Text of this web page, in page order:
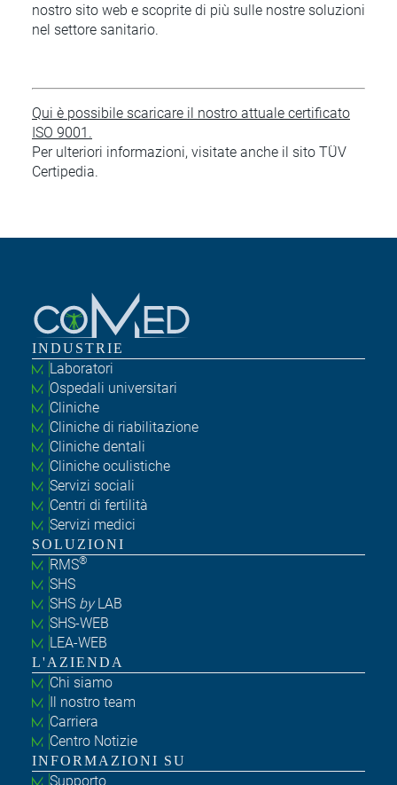
nostro sito web e scoprite di più sulle nostre soluzioni
nel settore sanitario.
Qui è possibile scaricare il nostro attuale certificato
ISO 9001.
Per ulteriori informazioni, visitate anche il sito TÜV
Certipedia.
INDUSTRIE
Laboratori
Ospedali universitari
Cliniche
Cliniche di riabilitazione
Cliniche dentali
Cliniche oculistiche
Servizi sociali
Centri di fertilità
Servizi medici
SOLUZIONI
RMS®
SHS
SHS byLAB
SHS-WEB
LEA-WEB
L'AZIENDA
Chi siamo
Il nostro team
Carriera
Centro Notizie
INFORMAZIONI SU
Supporto